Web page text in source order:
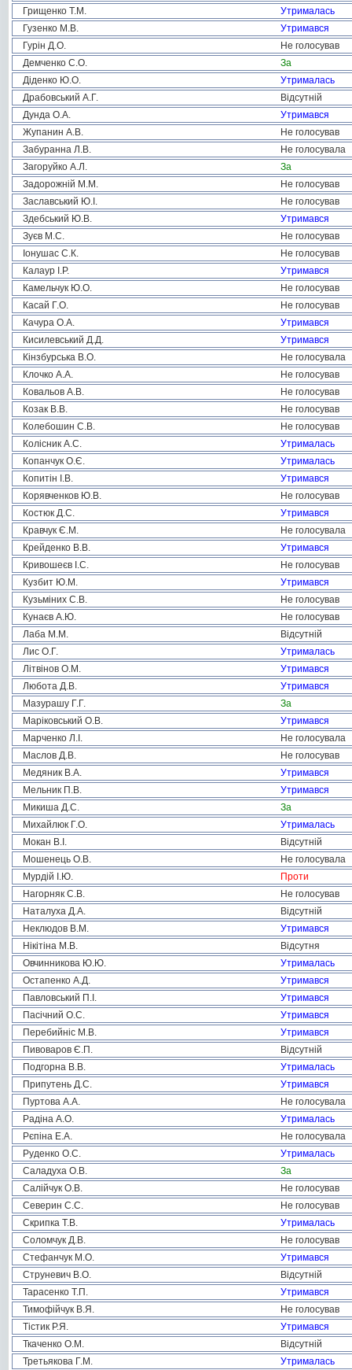
Грищенко Т.М.
Утрималась
Гузенко М.В.
Утримався
Гурін Д.О.
Не голосував
Демченко С.О.
За
Діденко Ю.О.
Утрималась
Драбовський А.Г.
Відсутній
Дунда О.А.
Утримався
Жупанин А.В.
Не голосував
Забуранна Л.В.
Не голосувала
Загоруйко А.Л.
За
Задорожній М.М.
Не голосував
Заславський Ю.І.
Не голосував
Здебський Ю.В.
Утримався
Зуєв М.С.
Не голосував
Іонушас С.К.
Не голосував
Калаур І.Р.
Утримався
Камельчук Ю.О.
Не голосував
Касай Г.О.
Не голосував
Качура О.А.
Утримався
Кисилевський Д.Д.
Утримався
Кінзбурська В.О.
Не голосувала
Клочко А.А.
Не голосував
Ковальов А.В.
Не голосував
Козак В.В.
Не голосував
Колебошин С.В.
Не голосував
Колісник А.С.
Утрималась
Копанчук О.Є.
Утрималась
Копитін І.В.
Утримався
Корявченков Ю.В.
Не голосував
Костюк Д.С.
Утримався
Кравчук Є.М.
Не голосувала
Крейденко В.В.
Утримався
Кривошеєв І.С.
Не голосував
Кузбит Ю.М.
Утримався
Кузьміних С.В.
Не голосував
Кунаєв А.Ю.
Не голосував
Лаба М.М.
Відсутній
Лис О.Г.
Утрималась
Літвінов О.М.
Утримався
Любота Д.В.
Утримався
Мазурашу Г.Г.
За
Маріковський О.В.
Утримався
Марченко Л.І.
Не голосувала
Маслов Д.В.
Не голосував
Медяник В.А.
Утримався
Мельник П.В.
Утримався
Микиша Д.С.
За
Михайлюк Г.О.
Утрималась
Мокан В.І.
Відсутній
Мошенець О.В.
Не голосувала
Мурдій І.Ю.
Проти
Нагорняк С.В.
Не голосував
Наталуха Д.А.
Відсутній
Неклюдов В.М.
Утримався
Нікітіна М.В.
Відсутня
Овчинникова Ю.Ю.
Утрималась
Остапенко А.Д.
Утримався
Павловський П.І.
Утримався
Пасічний О.С.
Утримався
Перебийніс М.В.
Утримався
Пивоваров Є.П.
Відсутній
Подгорна В.В.
Утрималась
Припутень Д.С.
Утримався
Пуртова А.А.
Не голосувала
Радіна А.О.
Утрималась
Рєпіна Е.А.
Не голосувала
Руденко О.С.
Утрималась
Саладуха О.В.
За
Салійчук О.В.
Не голосував
Северин С.С.
Не голосував
Скрипка Т.В.
Утрималась
Соломчук Д.В.
Не голосував
Стефанчук М.О.
Утримався
Струневич В.О.
Відсутній
Тарасенко Т.П.
Утримався
Тимофійчук В.Я.
Не голосував
Тістик Р.Я.
Утримався
Ткаченко О.М.
Відсутній
Третьякова Г.М.
Утрималась